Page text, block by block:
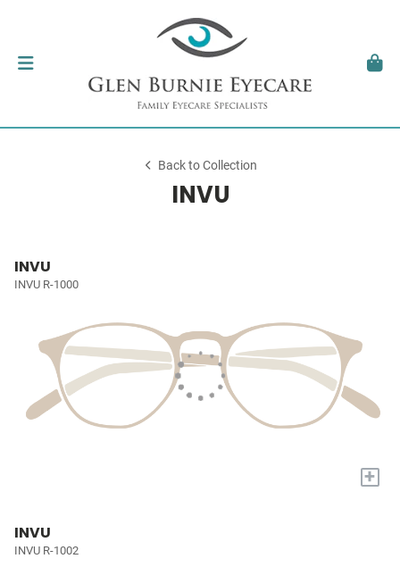
Back to Collection
INVU
INVU
INVU R-1000
+
INVU
INVU R-1002